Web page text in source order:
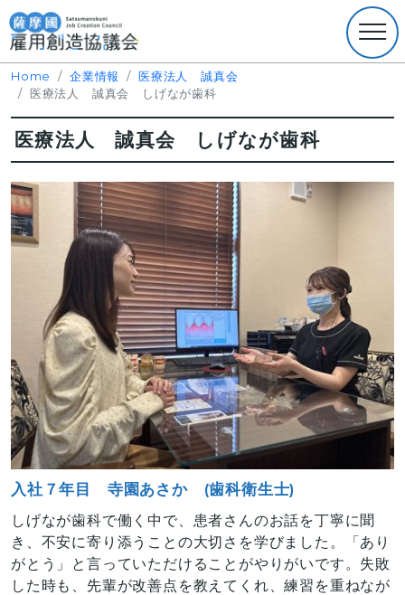
Home 企業情報
医療法人 誠真会
医療法人 誠真会 しげなが歯科
医療法人 誠真会 しげなが歯科
入社７年目 寺園あさか (歯科衛生士)
しげなが歯科で働く中で、患者さんのお話を丁寧に聞
き、不安に寄り添うことの大切さを学びました。「あり
がとう」と言っていただけることがやりがいです。失敗
した時も、先輩が改善点を教えてくれ、練習を重ねなが